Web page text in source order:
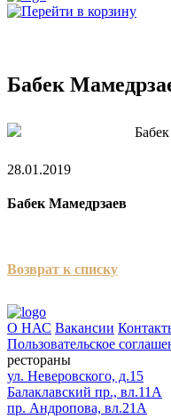
Бабек
28.01.2019
Бабек Мамедрзаев
Возврат к списку
О НАС Вакансии
Пользовательское
рестораны
ул. Неверовского, д.15
Балаклавский пр., вл.11А
пр. Андропова, вл.21А